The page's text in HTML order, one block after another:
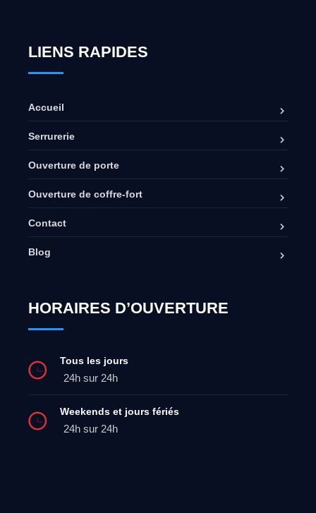
LIENS RAPIDES
Accueil
Serrurerie
Ouverture de porte
Ouverture de coffre-fort
Contact
Blog
HORAIRES D’OUVERTURE
Tous les jours
24h sur 24h
Weekends et jours fériés
24h sur 24h